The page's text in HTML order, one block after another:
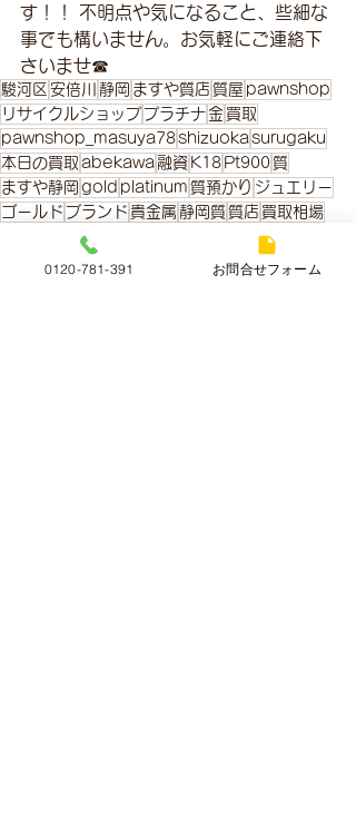
す！！ 不明点や気になること、些細な
事でも構いません。お気軽にご連絡下
さいませ☎
駿河区 安倍川 静岡 ますや質店 質屋 pawnshop
リサイクルショップ プラチナ 金 買取
pawnshop_masuya78shizuokasurugaku
本日の買取 abekawa 融資 K18 Pt900質
ますや静岡 gold platinum 質預かり ジュエリー
ゴールド ブランド 貴金属 静岡質 質店 買取相場
金・プラチナ本日の買取価格
0120-781-391 お問合せフォーム